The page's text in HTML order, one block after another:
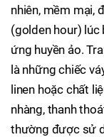
nhiên, mềm mại,
(golden hour) lúc
ứng huyền ảo.
là những chiếc
linen hoặc chất
nhàng, thanh
thường được sử